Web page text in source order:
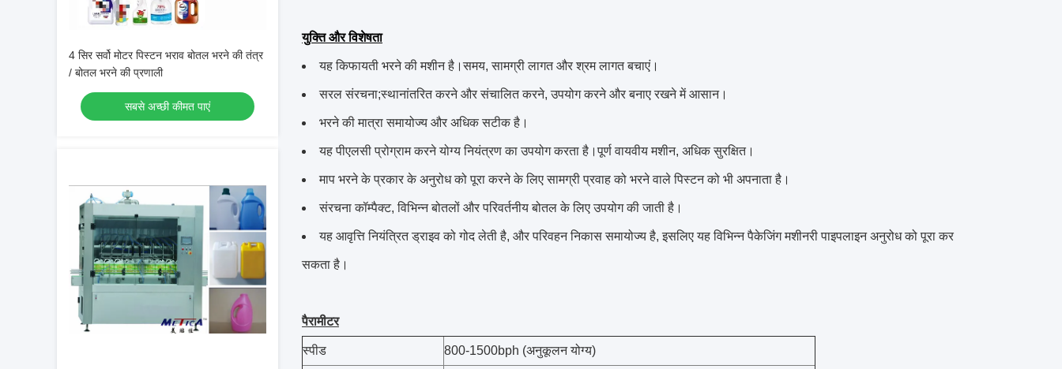
4 सिर सर्वो मोटर पिस्टन भराव बोतल भरने की तंत्र
/ बोतल भरने की प्रणाली
सबसे अच्छी कीमत पाएं
युक्ति और विशेषता
यह किफायती भरने की मशीन है।समय, सामग्री लागत और श्रम लागत बचाएं।
सरल संरचना;स्थानांतरित करने और संचालित करने, उपयोग करने और बनाए रखने में आसान।
भरने की मात्रा समायोज्य और अधिक सटीक है।
यह पीएलसी प्रोग्राम करने योग्य नियंत्रण का उपयोग करता है।पूर्ण वायवीय मशीन, अधिक सुरक्षित।
माप भरने के प्रकार के अनुरोध को पूरा करने के लिए सामग्री प्रवाह को भरने वाले पिस्टन को भी अपनाता है।
संरचना कॉम्पैक्ट, विभिन्न बोतलों और परिवर्तनीय बोतल के लिए उपयोग की जाती है।
यह आवृत्ति नियंत्रित ड्राइव को गोद लेती है, और परिवहन निकास समायोज्य है, इसलिए यह विभिन्न पैकेजिंग मशीनरी पाइपलाइन अनुरोध को पूरा कर
सकता है।
पैरामीटर
स्पीड 800-1500bph (अनुकूलन योग्य)